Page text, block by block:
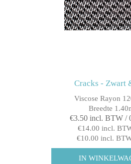
Cracks - Zwart
Viscose Rayon
Breedte
€3.50 incl. BTW /
€14.00 incl.
€10.00 incl.